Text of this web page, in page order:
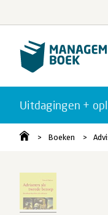
Uitdagingen +
Boeken